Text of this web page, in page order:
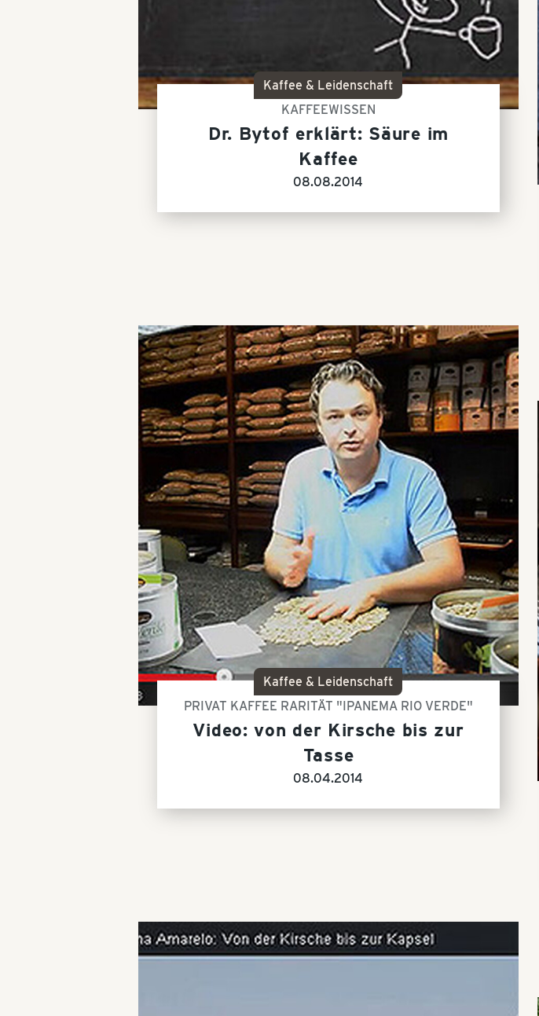
Kaffee & Leidenschaft
KAFFEEWISSEN
Dr. Bytof erklärt: Säure im
Kaffee
08.08.2014
Kaffee & Leidenschaft
PRIVAT KAFFEE RARITÄT "IPANEMA RIO VERDE"
Video: von der Kirsche bis zur
Tasse
08.04.2014